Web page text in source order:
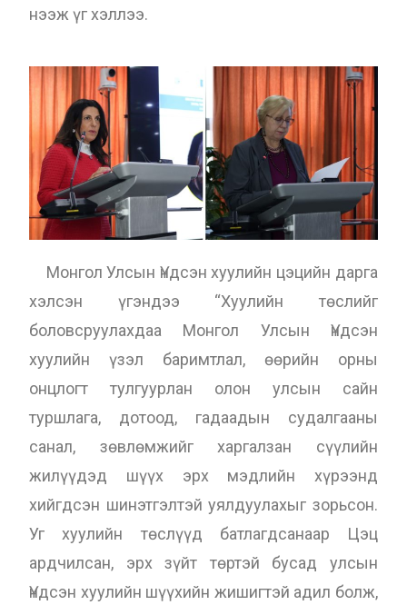
нээж үг хэллээ.
Монгол Улсын Үндсэн хуулийн цэцийн дарга
хэлсэн үгэндээ “Хуулийн төслийг
боловсруулахдаа Монгол Улсын Үндсэн
хуулийн үзэл баримтлал, өөрийн орны
онцлогт тулгуурлан олон улсын сайн
туршлага, дотоод, гадаадын судалгааны
санал, зөвлөмжийг харгалзан сүүлийн
жилүүдэд шүүх эрх мэдлийн хүрээнд
хийгдсэн шинэтгэлтэй уялдуулахыг зорьсон.
Уг хуулийн төслүүд батлагдсанаар Цэц
ардчилсан, эрх зүйт төртэй бусад улсын
Үндсэн хуулийн шүүхийн жишигтэй адил болж,